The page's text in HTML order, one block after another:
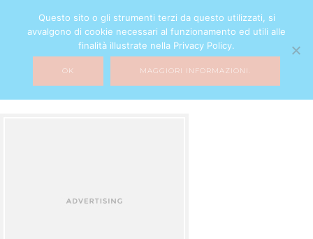
16 NOVEMBRE 2016
Questo sito o gli strumenti terzi da questo utilizzati, si
avvalgono di cookie necessari al funzionamento ed utili alle
finalità illustrate nella Privacy Policy.
OK MAGGIORI INFORMAZIONI.